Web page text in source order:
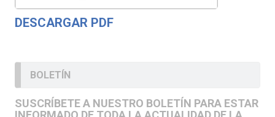
DESCARGAR PDF
BOLETÍN
SUSCRÍBETE A NUESTRO BOLETÍN PARA ESTAR